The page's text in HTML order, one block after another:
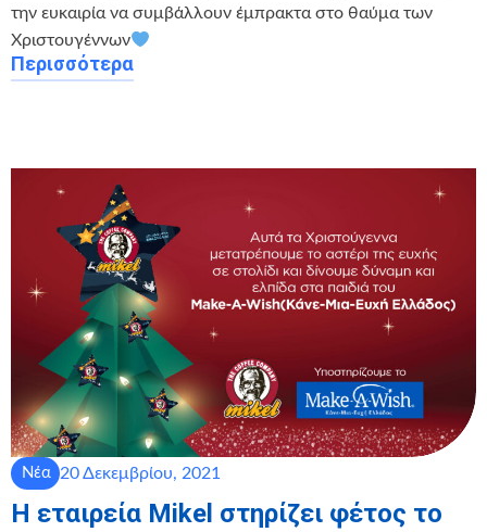
την ευκαιρία να συμβάλλουν έμπρακτα στο θαύμα των
Χριστουγέννων
Περισσότερα
Νέα 20 Δεκεμβρίου, 2021
H εταιρεία Mikel στηρίζει φέτος το